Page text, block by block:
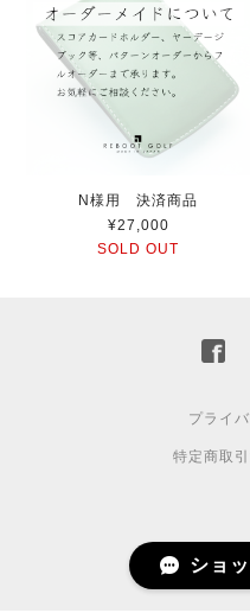
N様用 決済商品
¥27,000
SOLD OUT
プライ
特定商取
©
ショ